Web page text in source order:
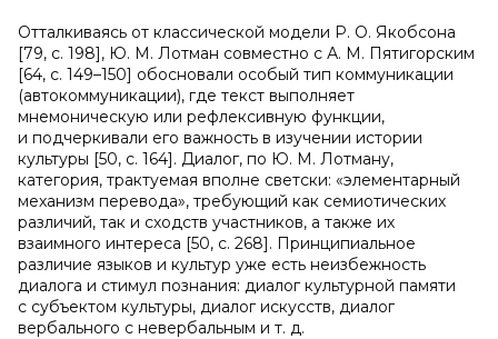
Отталкиваясь от классической модели Р. О. Якобсона
[79, c. 198], Ю. М. Лотман совместно с А. М. Пятигорским
[64, c. 149–150] обосновали особый тип коммуникации
(автокоммуникации), где текст выполняет
мнемоническую или рефлексивную функции,
и подчеркивали его важность в изучении истории
культуры [50, c. 164]. Диалог, по Ю. М. Лотману,
категория, трактуемая вполне светски: «элементарный
механизм перевода», требующий как семиотических
различий, так и сходств участников, а также их
взаимного интереса [50, c. 268]. Принципиальное
различие языков и культур уже есть неизбежность
диалога и стимул познания: диалог культурной памяти
с субъектом культуры, диалог искусств, диалог
вербального с невербальным и т. д.